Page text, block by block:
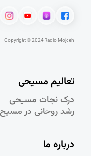
Copyright © 2024 Radio Mojdeh
تعالیم مسیحی
درک نجات مسيحی
رشد روحانی در مسيح
درباره ما